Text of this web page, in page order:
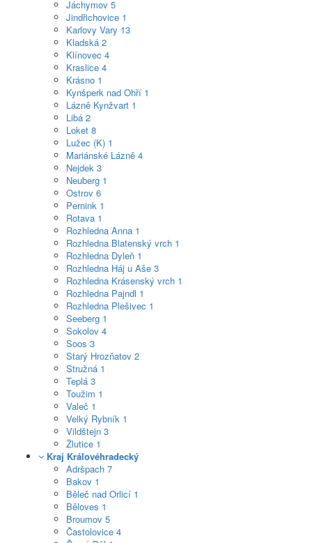
Jáchymov 5
Jindřichovice 1
Karlovy Vary 13
Kladská 2
Klínovec 4
Kraslice 4
Krásno 1
Kynšperk nad Ohří 1
Lázně Kynžvart 1
Libá 2
Loket 8
Lužec (K) 1
Mariánské Lázně 4
Nejdek 3
Neuberg 1
Ostrov 6
Pernink 1
Rotava 1
Rozhledna Anna 1
Rozhledna Blatenský vrch 1
Rozhledna Dyleň 1
Rozhledna Háj u Aše 3
Rozhledna Krásenský vrch 1
Rozhledna Pajndl 1
Rozhledna Plešivec 1
Seeberg 1
Sokolov 4
Soos 3
Starý Hrozňatov 2
Stružná 1
Teplá 3
Toužim 1
Valeč 1
Velký Rybník 1
Vildštejn 3
Žlutice 1
Kraj Královéhradecký
Adršpach 7
Bakov 1
Běleč nad Orlicí 1
Běloves 1
Broumov 5
Častolovice 4